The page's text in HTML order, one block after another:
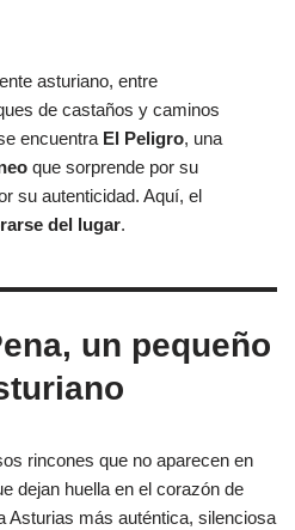
asturiano, entre
de castaños y caminos
encuentra El Peligro, una
que sorprende por su
su autenticidad. Aquí, el
del lugar.
un pequeño
rincones que no aparecen en
dejan huella en el corazón de
Asturias más auténtica, silenciosa